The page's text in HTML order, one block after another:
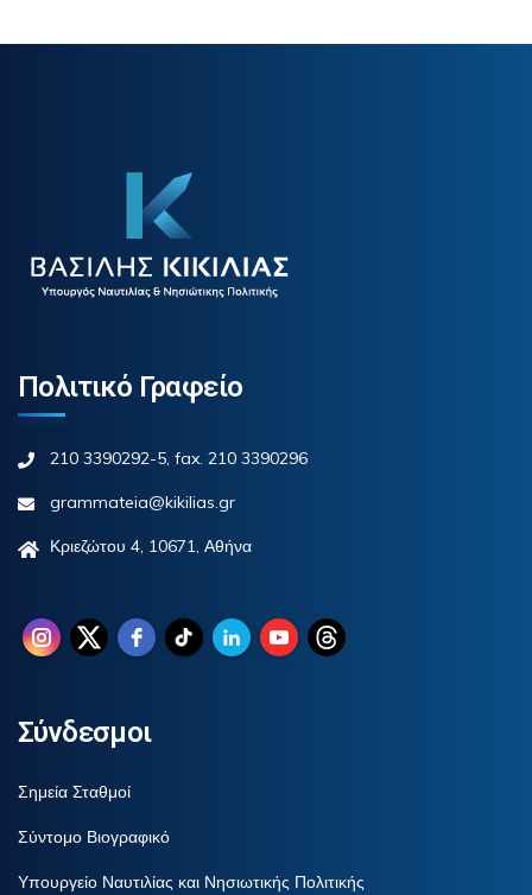
Πολιτικό Γραφείο
210 3390292-5, fax. 210 3390296
grammateia@kikilias.gr
Κριεζώτου 4, 10671, Αθήνα
Σύνδεσμοι
Σημεία Σταθμοί
Σύντομο Βιογραφικό
Υπουργείο Ναυτιλίας και Νησιωτικής Πολιτικής